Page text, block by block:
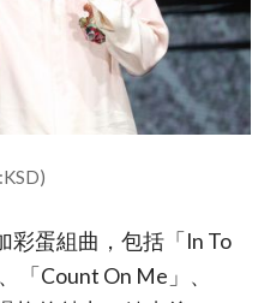
彩蛋組曲，包括「In To
「Count On Me」、